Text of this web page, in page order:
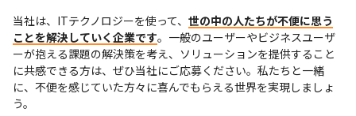
当社は、ITテクノロジーを使って、 世の中の人たちが不便に思う
ことを解決していく企業です。一般のユーザーやビジネスユーザ
ーが抱える課題の解決策を考え、ソリューションを提供すること
に共感できる方は、ぜひ当社にご応募ください。私たちと一緒
に、不便を感じていた方々に喜んでもらえる世界を実現しましょ
う。